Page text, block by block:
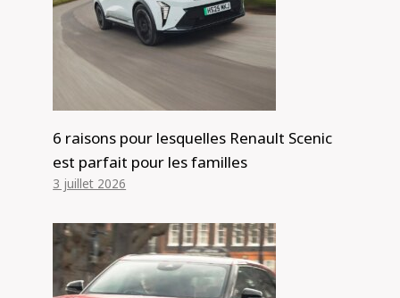
6 raisons pour lesquelles Renault Scenic
est parfait pour les familles
3 juillet 2026